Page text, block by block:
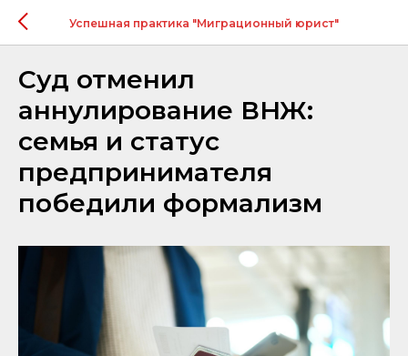
Успешная практика "Миграционный юрист"
Суд отменил
аннулирование ВНЖ:
семья и статус
предпринимателя
победили формализм